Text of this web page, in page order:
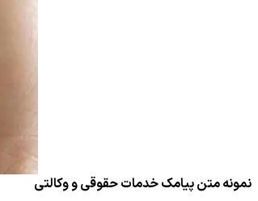
نمونه متن پیامک خدمات حقوقی و وکالتی